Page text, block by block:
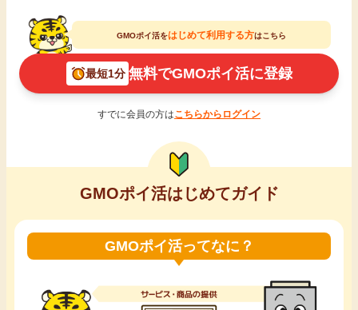
ゲーム
お友達紹介
学び
進学・教育
月額有料サービス
GMOポイ活をはじめて利用する方はこちら
最短1分 無料でGMOポイ活に登録
すでに会員の方はこちらからログイン
GMOポイ活はじめてガイド
GMOポイ活ってなに？